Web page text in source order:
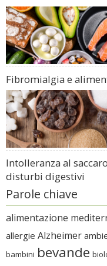
Fibromialgia e
Intolleranza al
disturbi digestivi
Parole chiave
alimentazione
allergie Alzheimer
bambini bevande